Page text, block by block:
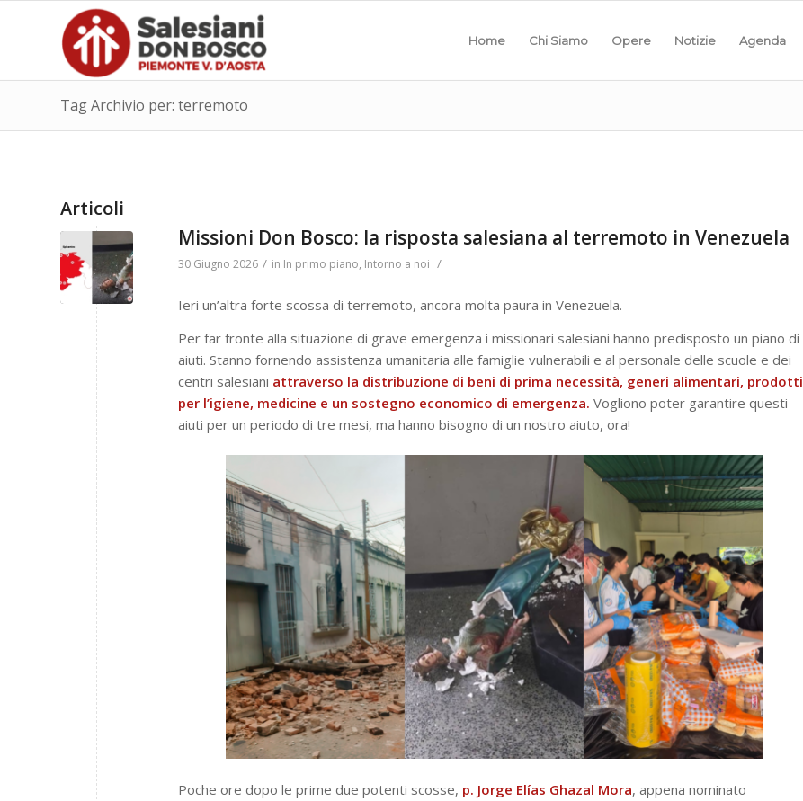
Home Chi Siamo Opere Notizie Agenda
Tag Archivio per: terremoto
Articoli
Missioni Don Bosco: la risposta salesiana al terremoto in Venezuela
30 Giugno 2026 / in In primo piano, Intorno a noi /
Ieri un’altra forte scossa di terremoto, ancora molta paura in Venezuela.
Per far fronte alla situazione di grave emergenza i missionari salesiani hanno predisposto un piano di
aiuti. Stanno fornendo assistenza umanitaria alle famiglie vulnerabili e al personale delle scuole e dei
centri salesiani attraverso la distribuzione di beni di prima necessità, generi alimentari, prodotti
per l’igiene, medicine e un sostegno economico di emergenza. Vogliono poter garantire questi
aiuti per un periodo di tre mesi, ma hanno bisogno di un nostro aiuto, ora!
Poche ore dopo le prime due potenti scosse, p. Jorge Elías Ghazal Mora, appena nominato